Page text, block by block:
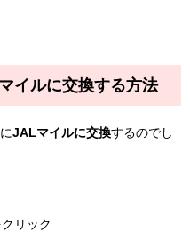
イルに交換する方法
JALマイルに交換するのでし
クリック